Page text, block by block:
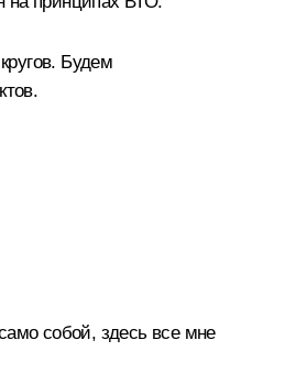
Будем
собой, здесь все мне